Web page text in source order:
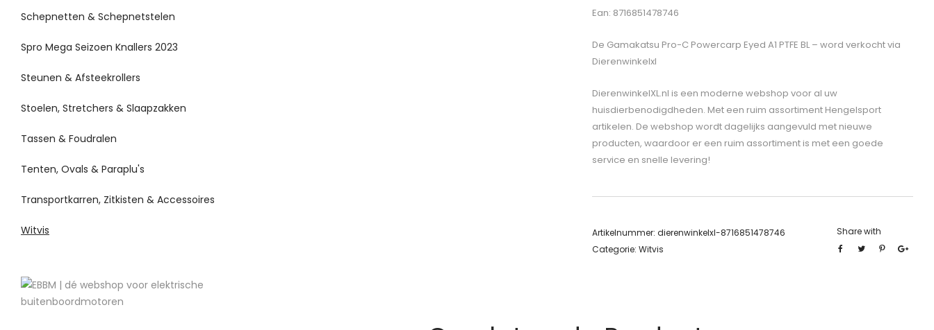
Ean: 8716851478746
De Gamakatsu Pro-C Powercarp Eyed A1 PTFE BL – word verkocht via
Dierenwinkelxl
DierenwinkelXL.nl is een moderne webshop voor al uw
huisdierbenodigdheden. Met een ruim assortiment Hengelsport
artikelen. De webshop wordt dagelijks aangevuld met nieuwe
producten, waardoor er een ruim assortiment is met een goede
service en snelle levering!
Artikelnummer: dierenwinkelxl-8716851478746
Categorie: Witvis
Share with
Schepnetten & Schepnetstelen
Spro Mega Seizoen Knallers 2023
Steunen & Afsteekrollers
Stoelen, Stretchers & Slaapzakken
Tassen & Foudralen
Tenten, Ovals & Paraplu's
Transportkarren, Zitkisten & Accessoires
Witvis